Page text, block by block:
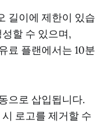
길이에 제한이 있습
할 수 있으며,
료 플랜에서는 10분
으로 삽입됩니다.
로고를 제거할 수